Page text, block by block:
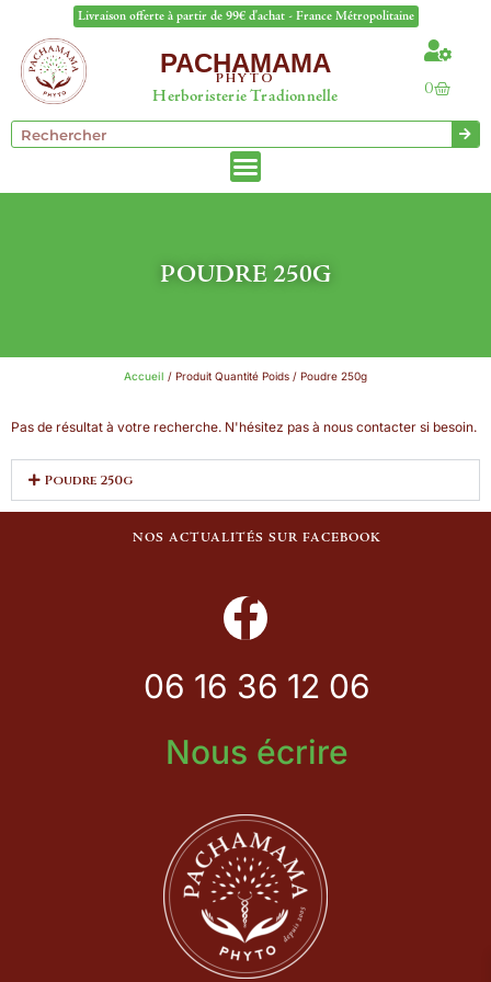
Livraison offerte à partir de 99€ d'achat - France Métropolitaine
PACHAMAMA
PHYTO
Herboristerie Tradionnelle 0
POUDRE 250G
Accueil / Produit Quantité Poids / Poudre 250g
Pas de résultat à votre recherche. N'hésitez pas à nous contacter si besoin.
Poudre 250g
NOS ACTUALITÉS SUR FACEBOOK
06 16 36 12 06
Nous écrire